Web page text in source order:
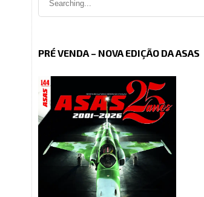
PRÉ VENDA – NOVA EDIÇÃO DA ASAS